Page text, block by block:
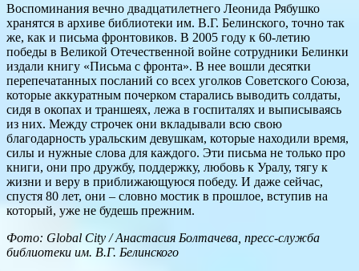
Воспоминания вечно двадцатилетнего Леонида Рябушко
хранятся в архиве библиотеки им. В.Г. Белинского, точно так
же, как и письма фронтовиков. В 2005 году к 60-летию
победы в Великой Отечественной войне сотрудники Белинки
издали книгу «Письма с фронта». В нее вошли десятки
перепечатанных посланий со всех уголков Советского Союза,
которые аккуратным почерком старались выводить солдаты,
сидя в окопах и траншеях, лежа в госпиталях и выписываясь
из них. Между строчек они вкладывали всю свою
благодарность уральским девушкам, которые находили время,
силы и нужные слова для каждого. Эти письма не только про
книги, они про дружбу, поддержку, любовь к Уралу, тягу к
жизни и веру в приближающуюся победу. И даже сейчас,
спустя 80 лет, они – словно мостик в прошлое, вступив на
который, уже не будешь прежним.
Фото: Global City / Анастасия Болтачева, пресс-служба
библиотеки им. В.Г. Белинского